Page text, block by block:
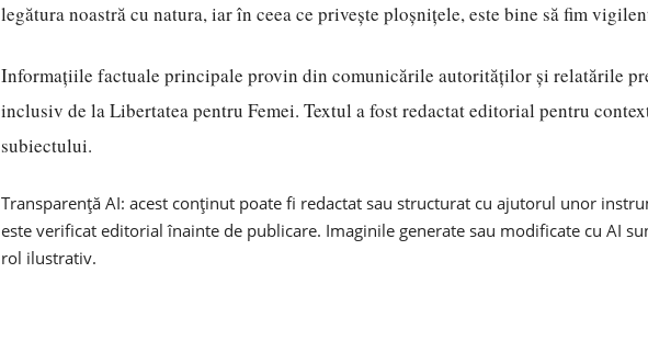
legătura noastră cu natura, iar în ceea ce privește ploșnițele, este bine să fim
Informațiile factuale principale provin din comunicările autorităților și relatările
inclusiv de la Libertatea pentru Femei. Textul a fost redactat editorial pentru
subiectului.
Transparență AI: acest conținut poate fi redactat sau structurat cu ajutorul unor
este verificat editorial înainte de publicare. Imaginile generate sau modificate cu AI
rol ilustrativ.